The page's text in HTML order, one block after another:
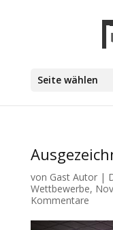
Seite wählen
von Gast Autor|
Wettbewerbe,
Kommentare